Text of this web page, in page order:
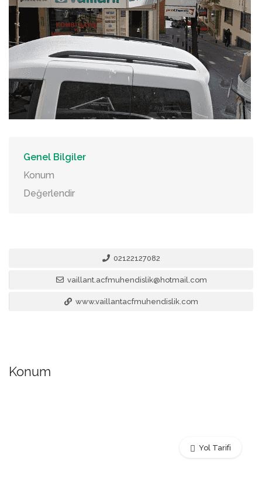
Genel Bilgiler
Konum
Değerlendir
02122127082
vaillant.acfmuhendislik@hotmail.com
www.vaillantacfmuhendislik.com
Konum
Yol Tarifi